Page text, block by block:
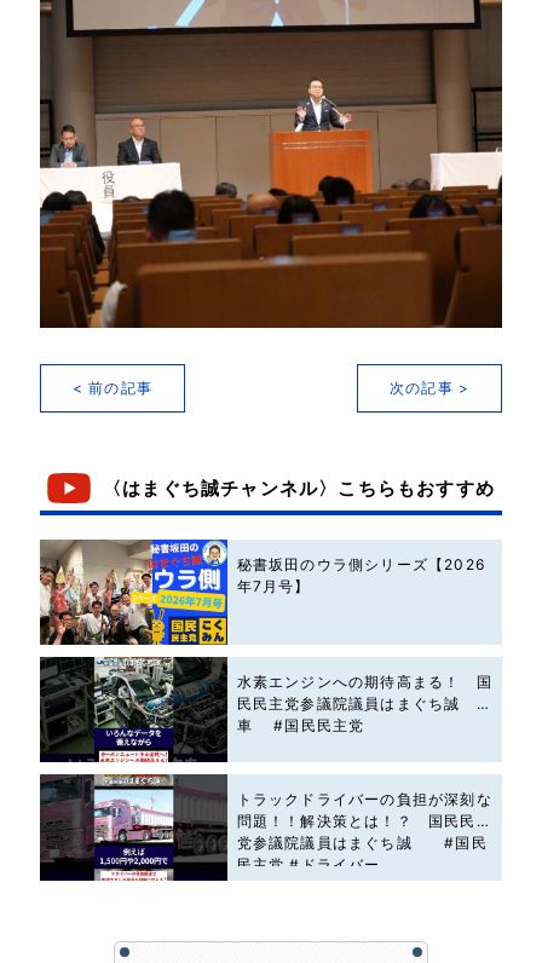
< 前の記事 次の記事 >
〈はまぐち誠チャンネル〉こちらもおすすめ
秘書坂田のウラ側シリーズ【2026
年7月号】
水素エンジンへの期待高まる！ 国
民民主党参議院議員はまぐち誠 #
車 #国民民主党
トラックドライバーの負担が深刻な
問題！！解決策とは！？ 国民民主
党参議院議員はまぐち誠 #国民
民主党 #ドライバー